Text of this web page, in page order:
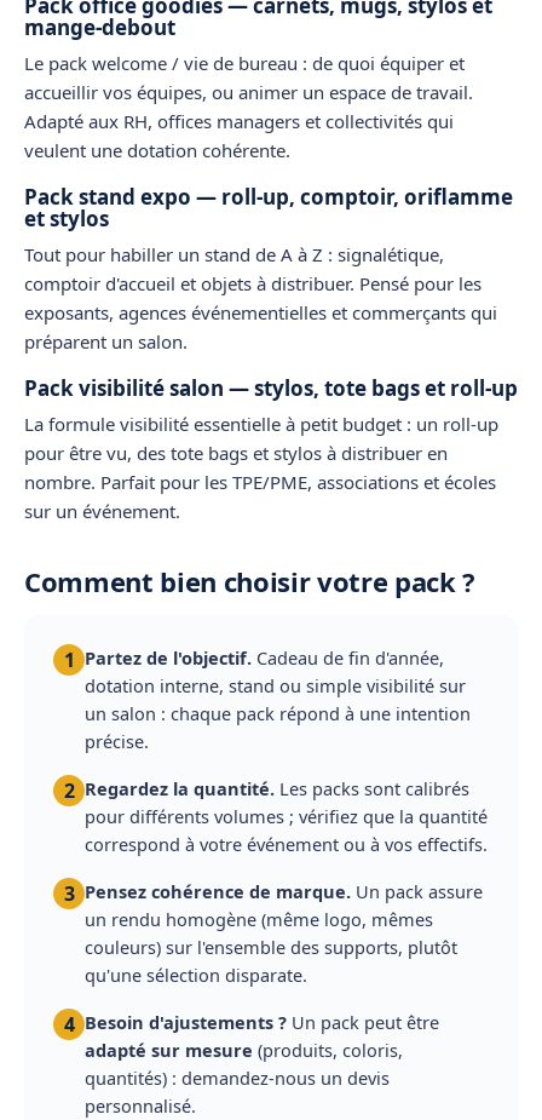
Pack office goodies — carnets, mugs, stylos et
mange-debout
Le pack welcome / vie de bureau : de quoi équiper et
accueillir vos équipes, ou animer un espace de travail.
Adapté aux RH, offices managers et collectivités qui
veulent une dotation cohérente.
Pack stand expo — roll-up, comptoir, oriflamme
et stylos
Tout pour habiller un stand de A à Z : signalétique,
comptoir d'accueil et objets à distribuer. Pensé pour les
exposants, agences événementielles et commerçants qui
préparent un salon.
Pack visibilité salon — stylos, tote bags et roll-up
La formule visibilité essentielle à petit budget : un roll-up
pour être vu, des tote bags et stylos à distribuer en
nombre. Parfait pour les TPE/PME, associations et écoles
sur un événement.
Comment bien choisir votre pack ?
1 Partez de l'objectif. Cadeau de fin d'année,
dotation interne, stand ou simple visibilité sur
un salon : chaque pack répond à une intention
précise.
2 Regardez la quantité. Les packs sont calibrés
pour différents volumes ; vérifiez que la quantité
correspond à votre événement ou à vos effectifs.
3 Pensez cohérence de marque. Un pack assure
un rendu homogène (même logo, mêmes
couleurs) sur l'ensemble des supports, plutôt
qu'une sélection disparate.
4 Besoin d'ajustements ? Un pack peut être
adapté sur mesure (produits, coloris,
quantités) : demandez-nous un devis
personnalisé.